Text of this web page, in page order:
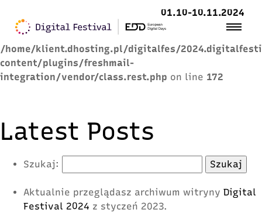
Warning : Trying to access array offset on value of
type null in
/home/klient.dhosting.pl/digitalfes/
content/plugins/freshmail-
integration/vendor/class.rest.php on line 172
01.10-10.11.2024
Latest Posts
Szukaj:
Aktualnie przeglądasz archiwum witryny Digital
Festival 2024 z styczeń 2023.